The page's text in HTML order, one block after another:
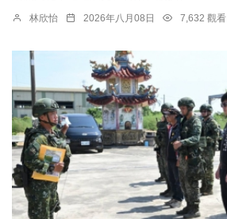
林欣怡 2026年八月08日 7,632 觀看